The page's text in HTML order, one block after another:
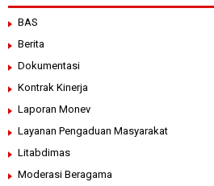
BAS
Berita
Dokumentasi
Kontrak Kinerja
Laporan Monev
Layanan Pengaduan Masyarakat
Litabdimas
Moderasi Beragama